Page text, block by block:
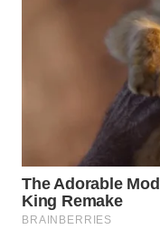
WN
KARO